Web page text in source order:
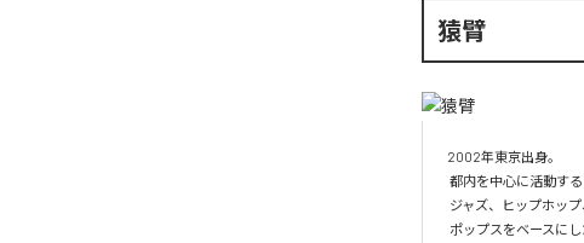
猿臂
2002年東京出身。